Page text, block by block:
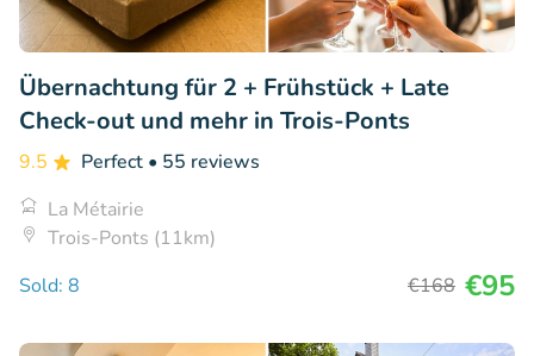
Übernachtung für 2 + Frühstück + Late
Check-out und mehr in Trois-Ponts
9.5 Perfect • 55 reviews
La Métairie
Trois-Ponts (11km)
Sold: 8
€168 €95